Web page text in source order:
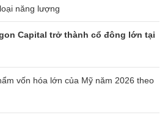
năng lượng
Capital trở thành cổ đông lớn tại
vốn hóa lớn của Mỹ năm 2026 theo